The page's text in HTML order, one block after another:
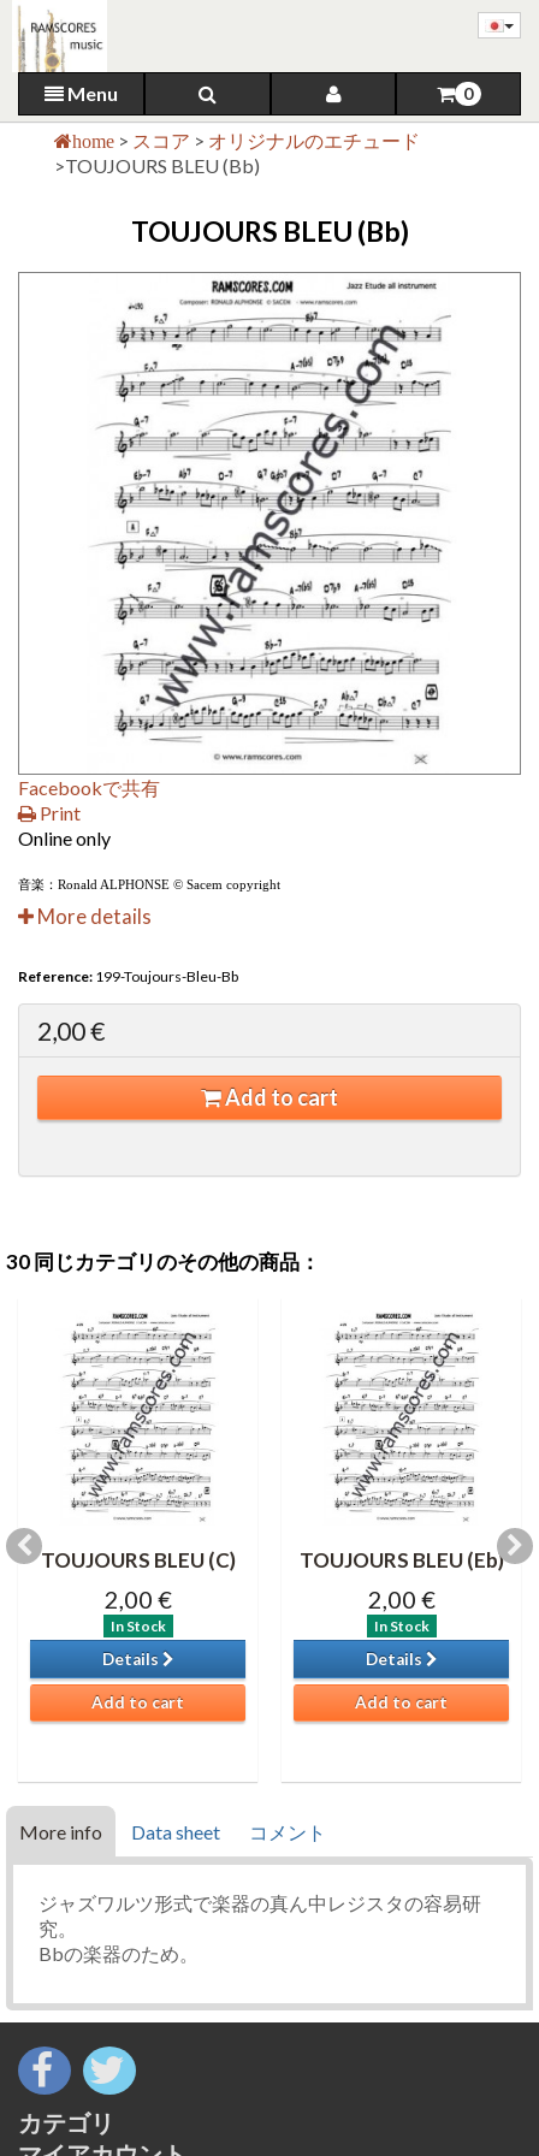
Menu 0
home > スコア > オリジナルのエチュード
>TOUJOURS BLEU (Bb)
TOUJOURS BLEU (Bb)
Facebookで共有
Print
Online only
音楽：Ronald ALPHONSE © Sacem copyright
More details
Reference: 199-Toujours-Bleu-Bb
2,00 €
Add to cart
30 同じカテゴリのその他の商品：
TOUJOURS BLEU (C)
2,00 €
In Stock
Details
Add to cart
TOUJOURS BLEU (Eb)
2,00 €
In Stock
Details
Add to cart
More info Data sheet コメント
ジャズワルツ形式で楽器の真ん中レジスタの容易研
究。
Bbの楽器のため。
カテゴリ